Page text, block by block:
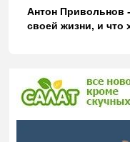
Антон Привольнов
своей жизни, и что